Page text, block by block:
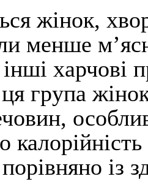
жінок,
менше
харчові
група
із